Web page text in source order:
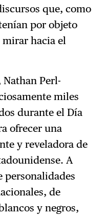
que, como
por objeto
mirar hacia el
Nathan Perl-
miles
durante el Día
ofrecer una
y reveladora de
A
personalidades
de
y negros,